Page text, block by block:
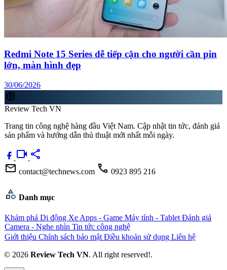
Redmi Note 15 Series dễ tiếp cận cho người cần pin
lớn, màn hình đẹp
30/06/2026
memory
Review Tech VN
Trang tin công nghệ hàng đầu Việt Nam. Cập nhật tin tức, đánh giá
sản phẩm và hướng dẫn thủ thuật mới nhất mỗi ngày.
videocam share
mail contact@technews.com call 0923 895 216
category Danh mục
Khám phá Di động Xe Apps - Game Máy tính - Tablet Đánh giá
Camera - Nghe nhìn Tin tức công nghệ
Giới thiệu Chính sách bảo mật Điều khoản sử dụng Liên hệ
© 2026 Review Tech VN. All right reserved!.